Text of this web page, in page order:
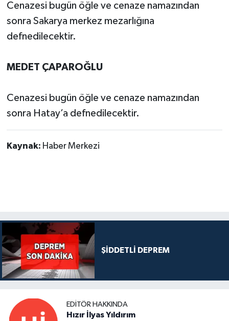
Cenazesi bugün öğle ve cenaze namazından
sonra Sakarya merkez mezarlığına
defnedilecektir.
MEDET ÇAPAROĞLU
Cenazesi bugün öğle ve cenaze namazından
sonra Hatay’a defnedilecektir.
Kaynak: Haber Merkezi
ŞİDDETLİ DEPREM
EDITÖR HAKKINDA
Hızır İlyas Yıldırım